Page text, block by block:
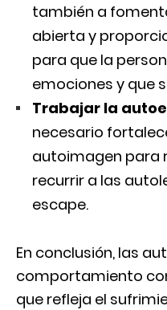
también a
abierta y
para que la
emociones y que
Trabajar la
necesario
autoimagen para
recurrir a las
escape.
En conclusión, las
comportamiento
que refleja el